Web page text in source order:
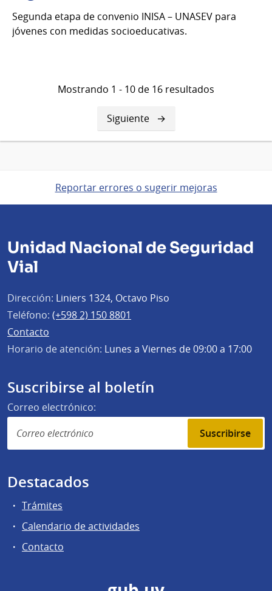
2019
Segunda etapa de convenio INISA – UNASEV para
jóvenes con medidas socioeducativas.
Mostrando 1 - 10 de 16 resultados
Siguiente
página
Siguiente
Reportar errores o sugerir mejoras
Unidad Nacional de Seguridad
Vial
Dirección: Liniers 1324, Octavo Piso
Teléfono: (+598 2) 150 8801
Contacto
Horario de atención: Lunes a Viernes de 09:00 a 17:00
Suscribirse al boletín
Correo electrónico:
Suscribirse
Destacados
Trámites
Calendario de actividades
Contacto